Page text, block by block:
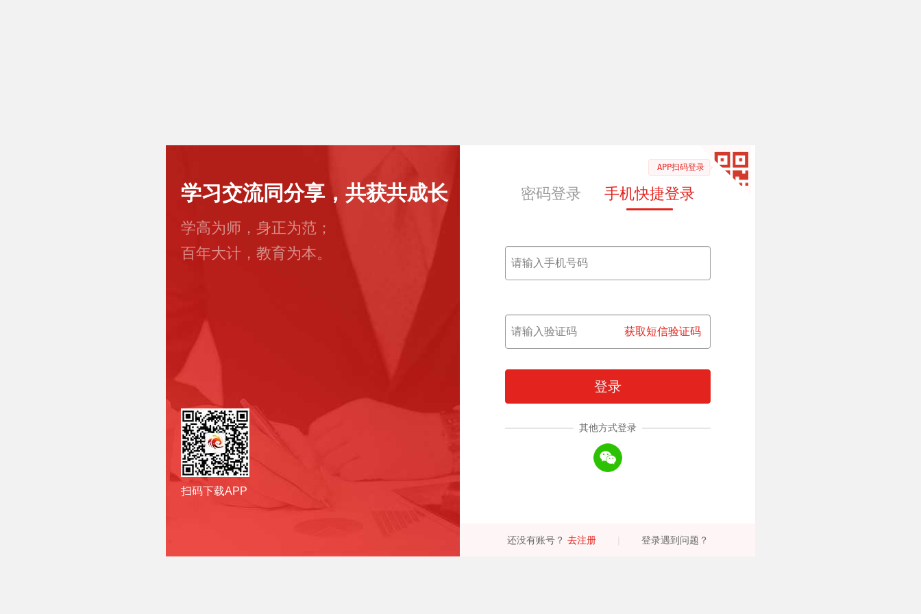
学习交流同分享，共获共成长
学高为师，身正为范；
百年大计，教育为本。
扫码下载APP
APP扫码登录
密码登录 手机快捷登录
获取短信验证码
登录
其他方式登录
还没有账号？ 去注册 登录遇到问题？